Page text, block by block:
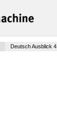
Deutsch Ausblick 4